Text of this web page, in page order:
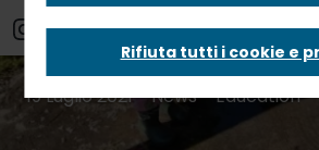
19 Luglio 2021 - News -Education
Rifiuta tutti i cookie e